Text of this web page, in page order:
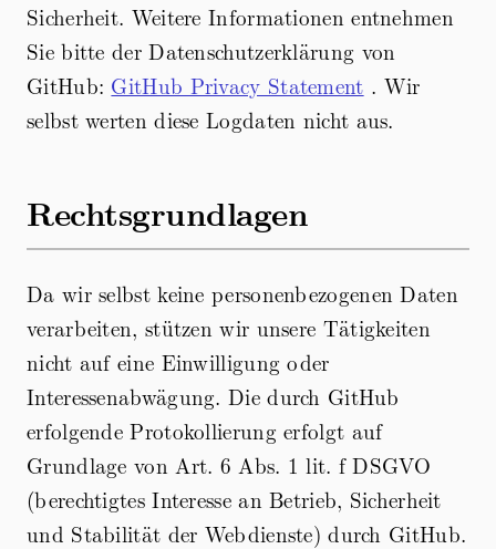
Sicherheit. Weitere Informationen entnehmen
Sie bitte der Datenschutzerklärung von
GitHub: GitHub Privacy Statement . Wir
selbst werten diese Logdaten nicht aus.
Rechtsgrundlagen
Da wir selbst keine personenbezogenen Daten
verarbeiten, stützen wir unsere Tätigkeiten
nicht auf eine Einwilligung oder
Interessenabwägung. Die durch GitHub
erfolgende Protokollierung erfolgt auf
Grundlage von Art. 6 Abs. 1 lit. f DSGVO
(berechtigtes Interesse an Betrieb, Sicherheit
und Stabilität der Webdienste) durch GitHub.